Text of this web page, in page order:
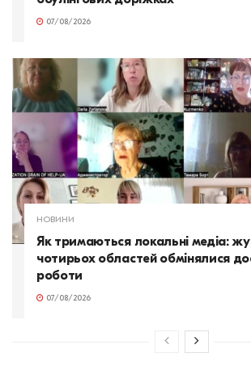
07/08/2026
НОВИНИ
Як тримаються локальні медіа:
чотирьох областей обмінялися
роботи
07/08/2026